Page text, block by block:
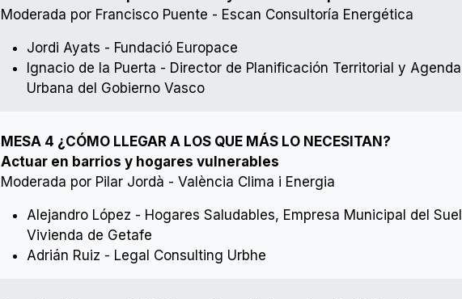
Moderada por Francisco Puente - Escan Consultoría Energética
Jordi Ayats - Fundació Europace
Ignacio de la Puerta - Director de Planificación Territorial y Agenda
Urbana del Gobierno Vasco
MESA 4 ¿CÓMO LLEGAR A LOS QUE MÁS LO NECESITAN?
Actuar en barrios y hogares vulnerables
Moderada por Pilar Jordà - València Clima i Energia
Alejandro López - Hogares Saludables, Empresa Municipal del
Vivienda de Getafe
Adrián Ruiz - Legal Consulting Urbhe